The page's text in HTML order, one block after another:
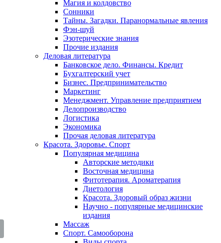
Магия и колдовство
Сонники
Тайны. Загадки. Паранормальные явления
Фэн-шуй
Эзотерические знания
Прочие издания
Деловая литература
Банковское дело. Финансы. Кредит
Бухгалтерский учет
Бизнес. Предпринимательство
Маркетинг
Менеджмент. Управление предприятием
Делопроизводство
Логистика
Экономика
Прочая деловая литература
Красота. Здоровье. Спорт
Популярная медицина
Авторские методики
Восточная медицина
Фитотерапия. Ароматерапия
Диетология
Красота. Здоровый образ жизни
Научно - популярные медицинские
издания
Массаж
Спорт. Самооборона